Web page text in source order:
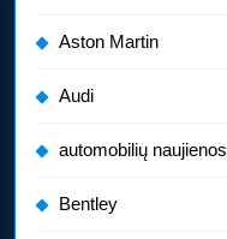
Aston Martin
Audi
automobilių naujienos
Bentley